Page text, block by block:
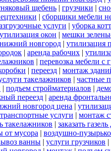
щебень | грузчики |
| сборщики мебели
услуги | уборка
утилизация окон | мешки
новгород | утилизация
| аренда рабочих |
| перевозка мебели с
| переезд | монтаж
такелажников | частные
| подъем стройматериалов |
переезд | аренда
новгород цена |
транспортные услуги | монтаж
такелажников | заказать
от мусора | воздушно-
ванны | услуги грузчиков |